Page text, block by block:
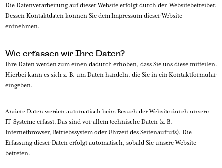
Die Datenverarbeitung auf dieser Website erfolgt durch den Websitebetreiber.
Dessen Kontaktdaten können Sie dem Impressum dieser Website
entnehmen.
Wie erfassen wir Ihre Daten?
Ihre Daten werden zum einen dadurch erhoben, dass Sie uns diese mitteilen.
Hierbei kann es sich z. B. um Daten handeln, die Sie in ein Kontaktformular
eingeben.
Andere Daten werden automatisch beim Besuch der Website durch unsere
IT-Systeme erfasst. Das sind vor allem technische Daten (z. B.
Internetbrowser, Betriebssystem oder Uhrzeit des Seitenaufrufs). Die
Erfassung dieser Daten erfolgt automatisch, sobald Sie unsere Website
betreten.